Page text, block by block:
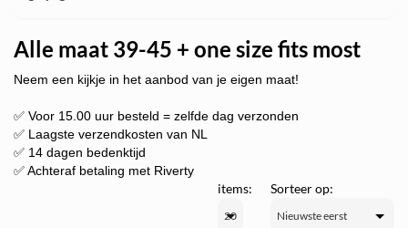
Alle maat 39-45 + one size fits most
Neem een kijkje in het aanbod van je eigen maat!
✅ Voor 15.00 uur besteld = zelfde dag verzonden
✅ Laagste verzendkosten van NL
✅ 14 dagen bedenktijd
✅ Achteraf betaling met Riverty
Sorteer op:
items: